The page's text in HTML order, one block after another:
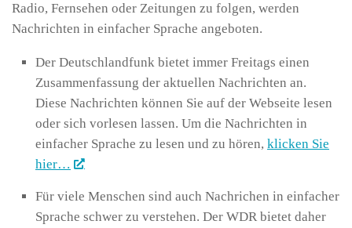
Radio, Fernsehen oder Zeitungen zu folgen, werden
Nachrichten in einfacher Sprache angeboten.
Der Deutschlandfunk bietet immer Freitags einen
Zusammenfassung der aktuellen Nachrichten an.
Diese Nachrichten können Sie auf der Webseite lesen
oder sich vorlesen lassen. Um die Nachrichten in
einfacher Sprache zu lesen und zu hören, klicken Sie
hier…
Für viele Menschen sind auch Nachrichen in einfacher
Sprache schwer zu verstehen. Der WDR bietet daher